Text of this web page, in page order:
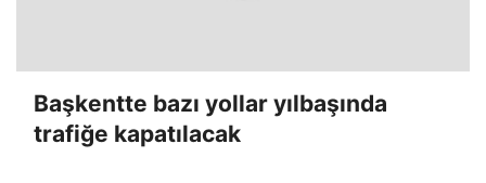
Başkentte bazı yollar yılbaşında
trafiğe kapatılacak